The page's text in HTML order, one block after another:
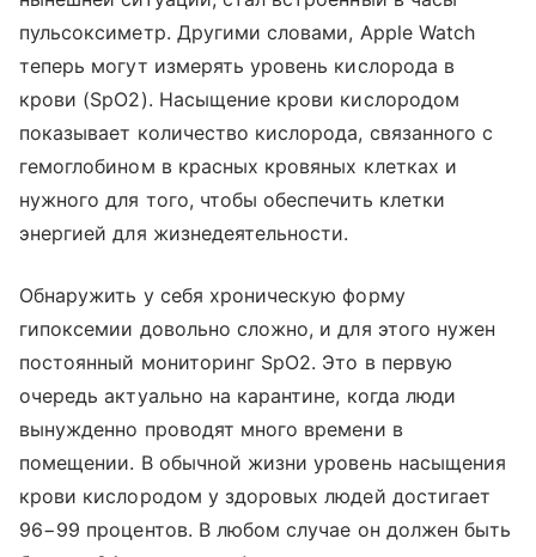
пульсоксиметр. Другими словами, Apple Watch
теперь могут измерять уровень кислорода в
крови (SpO2). Насыщение крови кислородом
показывает количество кислорода, связанного с
гемоглобином в красных кровяных клетках и
нужного для того, чтобы обеспечить клетки
энергией для жизнедеятельности.
Обнаружить у себя хроническую форму
гипоксемии довольно сложно, и для этого нужен
постоянный мониторинг SpO2. Это в первую
очередь актуально на карантине, когда люди
вынужденно проводят много времени в
помещении. В обычной жизни уровень насыщения
крови кислородом у здоровых людей достигает
96−99 процентов. В любом случае он должен быть